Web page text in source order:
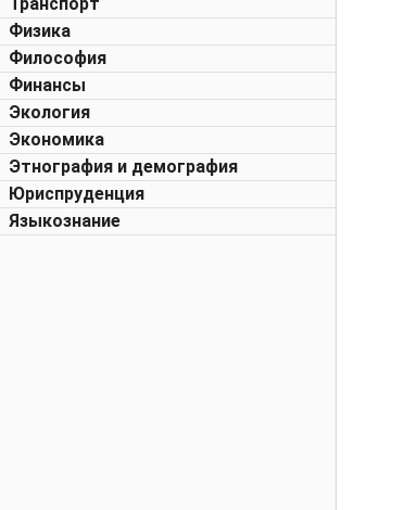
Физика
Философия
Финансы
Экология
Экономика
Этнография и демография
Юриспруденция
Языкознание